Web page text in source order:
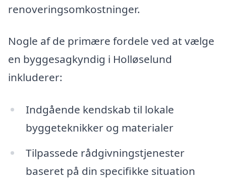
renoveringsomkostninger.
Nogle af de primære fordele ved at vælge
en byggesagkyndig i Holløselund
inkluderer:
Indgående kendskab til lokale
byggeteknikker og materialer
Tilpassede rådgivningstjenester
baseret på din specifikke situation